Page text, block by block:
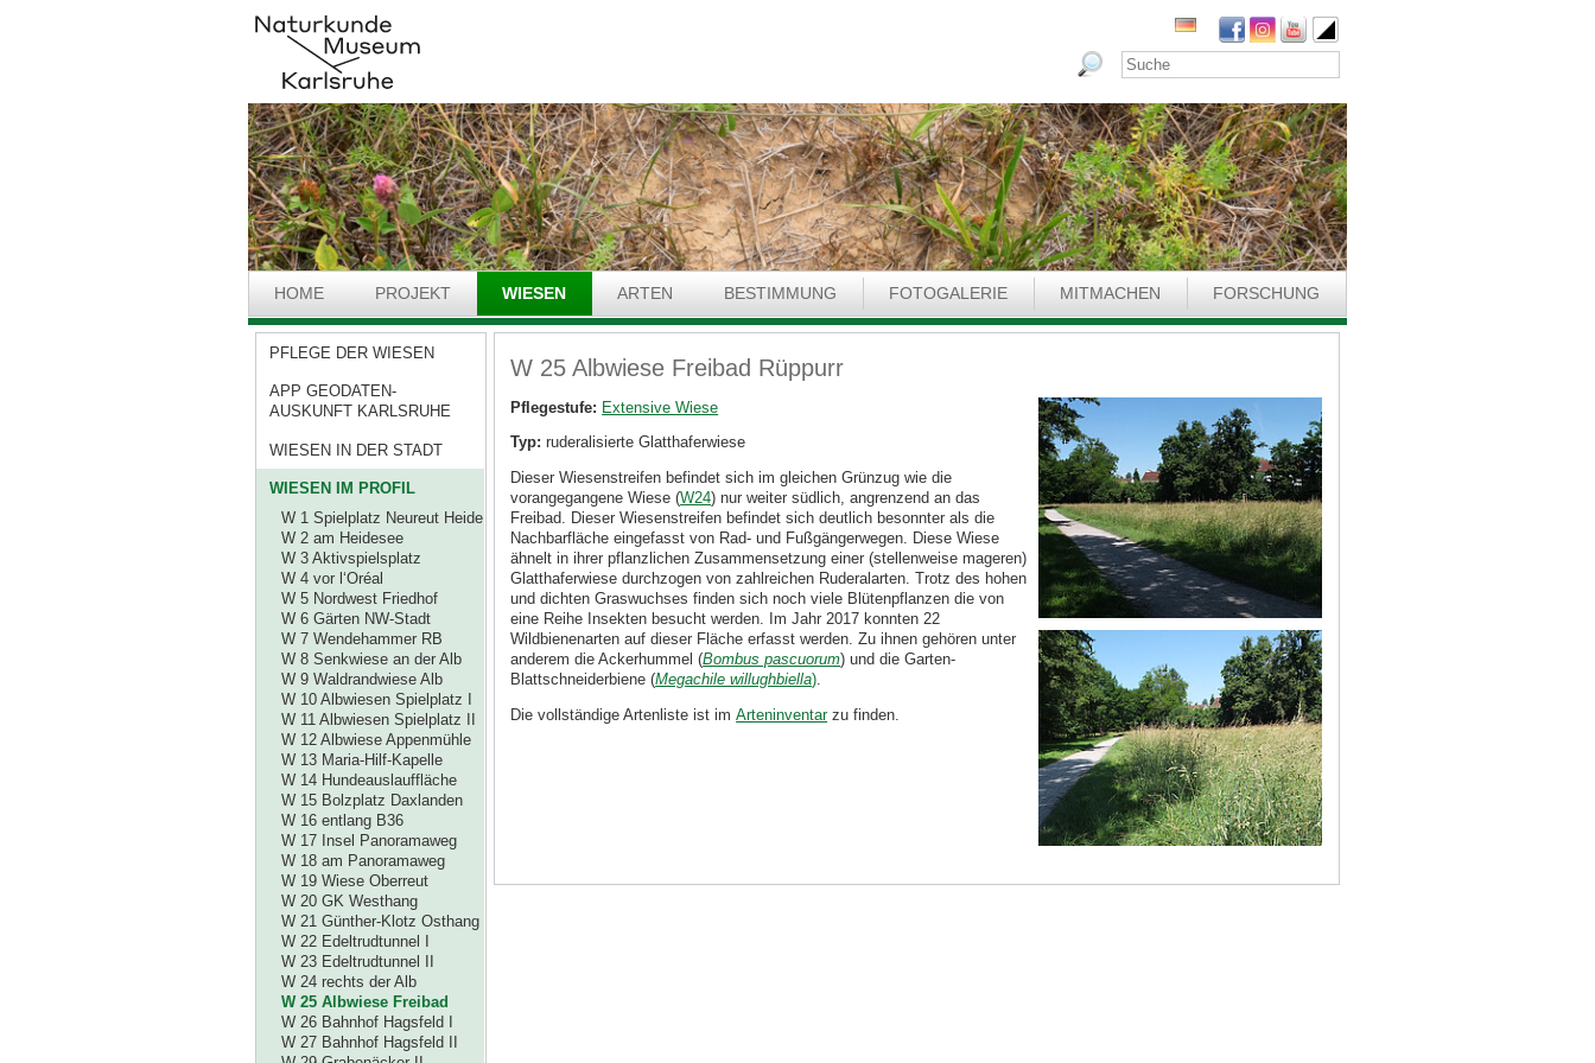
HOME PROJEKT WIESEN ARTEN BESTIMMUNG FOTOGALERIE MITMACHEN FORSCHUNG
PFLEGE DER WIESEN
APP GEODATEN-
AUSKUNFT KARLSRUHE
WIESEN IN DER STADT
WIESEN IM PROFIL
W 1 Spielplatz Neureut Heide
W 2 am Heidesee
W 3 Aktivspielsplatz
W 4 vor l‘Oréal
W 5 Nordwest Friedhof
W 6 Gärten NW-Stadt
W 7 Wendehammer RB
W 8 Senkwiese an der Alb
W 9 Waldrandwiese Alb
W 10 Albwiesen Spielplatz I
W 11 Albwiesen Spielplatz II
W 12 Albwiese Appenmühle
W 13 Maria-Hilf-Kapelle
W 14 Hundeauslauffläche
W 15 Bolzplatz Daxlanden
W 16 entlang B36
W 17 Insel Panoramaweg
W 18 am Panoramaweg
W 19 Wiese Oberreut
W 20 GK Westhang
W 21 Günther-Klotz Osthang
W 22 Edeltrudtunnel I
W 23 Edeltrudtunnel II
W 24 rechts der Alb
W 25 Albwiese Freibad
W 26 Bahnhof Hagsfeld I
W 27 Bahnhof Hagsfeld II
W 25 Albwiese Freibad Rüppurr
Pflegestufe: Extensive Wiese
Typ: ruderalisierte Glatthaferwiese
Dieser Wiesenstreifen befindet sich im gleichen Grünzug wie die
vorangegangene Wiese (W24) nur weiter südlich, angrenzend an das
Freibad. Dieser Wiesenstreifen befindet sich deutlich besonnter als die
Nachbarfläche eingefasst von Rad- und Fußgängerwegen. Diese Wiese
ähnelt in ihrer pflanzlichen Zusammensetzung einer (stellenweise mageren)
Glatthaferwiese durchzogen von zahlreichen Ruderalarten. Trotz des hohen
und dichten Graswuchses finden sich noch viele Blütenpflanzen die von
eine Reihe Insekten besucht werden. Im Jahr 2017 konnten 22
Wildbienenarten auf dieser Fläche erfasst werden. Zu ihnen gehören unter
anderem die Ackerhummel (Bombus pascuorum) und die Garten-
Blattschneiderbiene (Megachile willughbiella).
Die vollständige Artenliste ist imArteninventarzu finden.